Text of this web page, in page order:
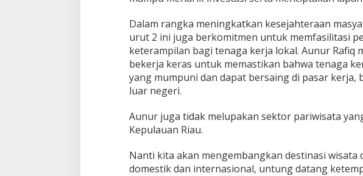
Dalam rangka meningkatkan kesejahteraan
urut 2 ini juga berkomitmen untuk memfasilitasi
keterampilan bagi tenaga kerja lokal. Aunur Rafiq
bekerja keras untuk memastikan bahwa tenaga
yang mumpuni dan dapat bersaing di pasar kerja,
luar negeri.
Aunur juga tidak melupakan sektor pariwisata
Kepulauan Riau.
Nanti kita akan mengembangkan destinasi
domestik dan internasional, untung datang